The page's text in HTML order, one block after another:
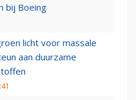
bij Boeing
licht voor massale
aan duurzame